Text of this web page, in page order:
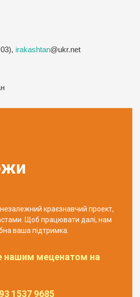
), irakashtan@ukr.net
незалежний краєзнавчий проект,
Щоб працювати далі, нам
ваша підтримка.
нашим меценатом на
1537 9685